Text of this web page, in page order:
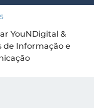
YouNDigital &
de Informação e